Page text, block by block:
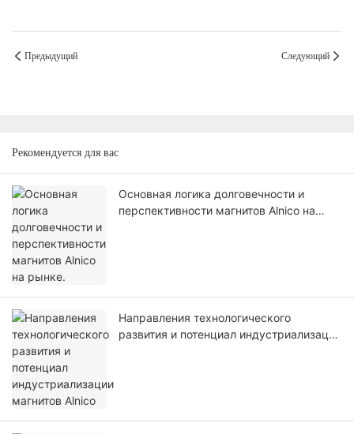
Предыдущий Следующий
Рекомендуется для вас
Основная логика долговечности и
перспективности магнитов Alnico на
Направления технологического
развития и потенциал индустриализации